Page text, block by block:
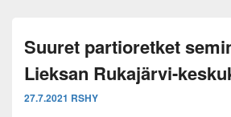
Suuret partioretket
Lieksan Rukajärvi-
27.7.2021 RSHY